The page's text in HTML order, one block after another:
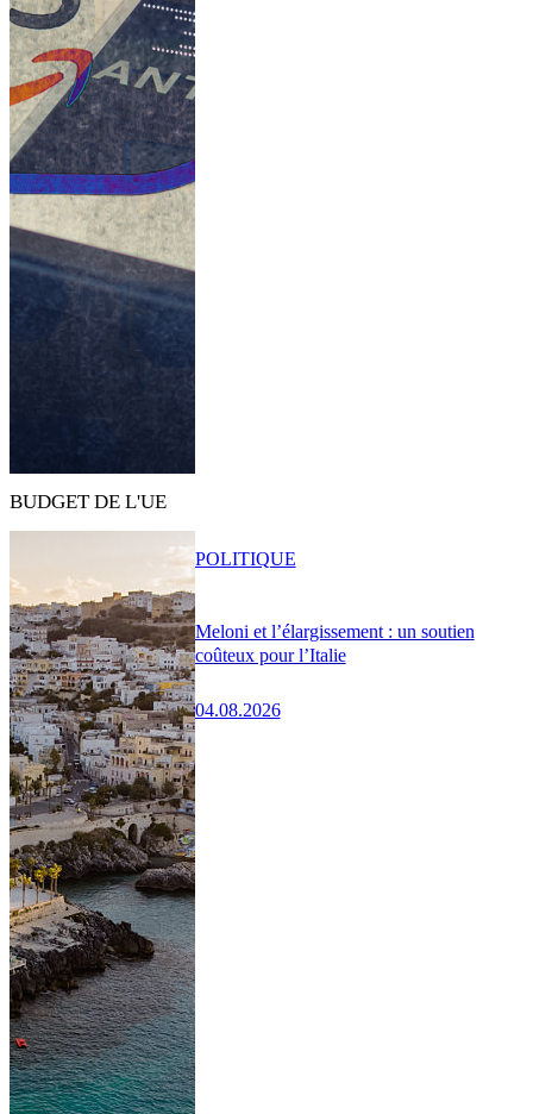
BUDGET DE L'UE
Meloni et l’élargissement : un soutien
coûteux pour l’Italie
04.08.2026
POLITIQUE